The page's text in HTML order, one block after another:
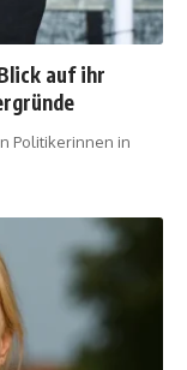
auf ihr
Politikerinnen in